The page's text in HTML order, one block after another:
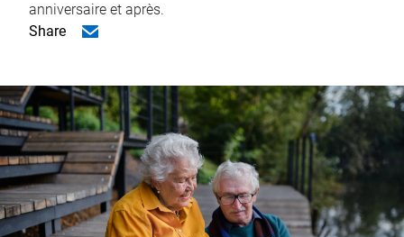
anniversaire et après.
Share